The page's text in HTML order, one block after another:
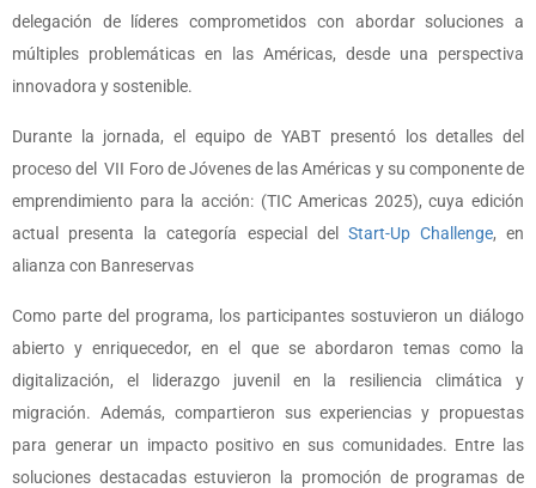
delegación de líderes comprometidos con abordar soluciones a
múltiples problemáticas en las Américas, desde una perspectiva
innovadora y sostenible.
Durante la jornada, el equipo de YABT presentó los detalles del
proceso del VII Foro de Jóvenes de las Américas y su componente de
emprendimiento para la acción: (TIC Americas 2025), cuya edición
actual presenta la categoría especial del Start-Up Challenge, en
alianza con Banreservas
Como parte del programa, los participantes sostuvieron un diálogo
abierto y enriquecedor, en el que se abordaron temas como la
digitalización, el liderazgo juvenil en la resiliencia climática y
migración. Además, compartieron sus experiencias y propuestas
para generar un impacto positivo en sus comunidades. Entre las
soluciones destacadas estuvieron la promoción de programas de